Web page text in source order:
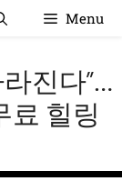
Menu
진다”…
료 힐링